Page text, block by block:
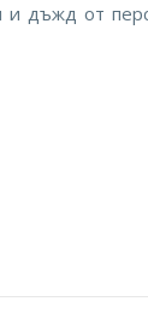
и дъжд от